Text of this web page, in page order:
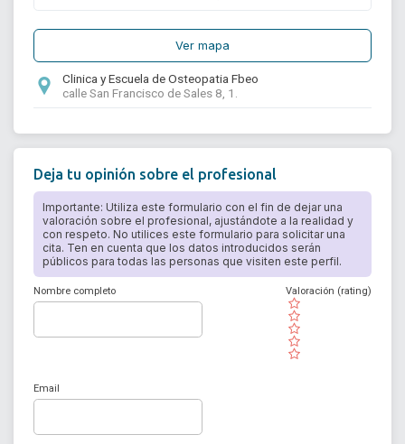
Ver mapa
Clinica y Escuela de Osteopatia Fbeo
calle San Francisco de Sales 8, 1.
Deja tu opinión sobre el profesional
Importante: Utiliza este formulario con el fin de dejar una
valoración sobre el profesional, ajustándote a la realidad y
con respeto. No utilices este formulario para solicitar una
cita. Ten en cuenta que los datos introducidos serán
públicos para todas las personas que visiten este perfil.
Nombre completo
( )
( )
( )
( )
( )
Valoración (rating)
Email